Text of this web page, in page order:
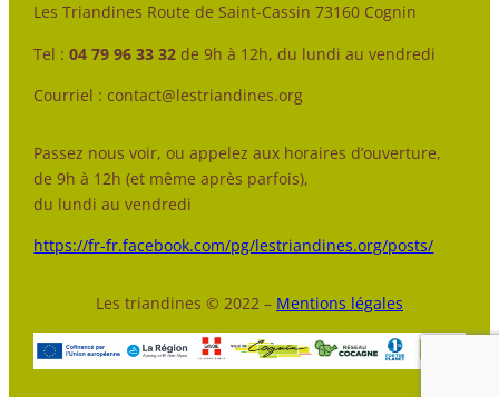
Les Triandines Route de Saint-Cassin 73160 Cognin
Tel :04 79 96 33 32 de 9h à 12h, du lundi au vendredi
Courriel : contact@lestriandines.org
Passez nous voir, ou appelez aux horaires d’ouverture,
de 9h à 12h (et même après parfois),
du lundi au vendredi
https://fr-fr.facebook.com/pg/lestriandines.org/posts/
Les triandines © 2022 – Mentions légales